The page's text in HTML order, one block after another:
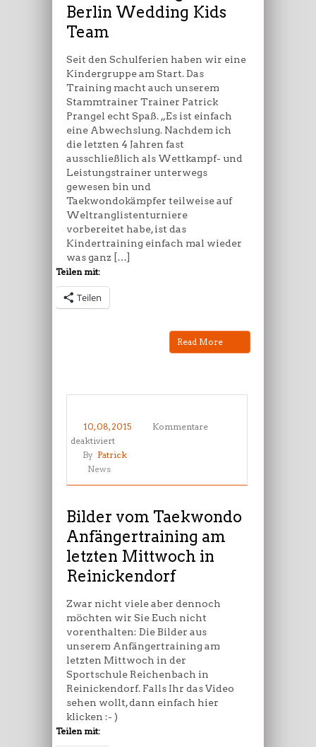
Berlin Wedding Kids
Team
Seit den Schulferien haben wir eine
Kindergruppe am Start. Das
Training macht auch unserem
Stammtrainer Trainer Patrick
Prangel echt Spaß. „Es ist einfach
eine Abwechslung. Nachdem ich
die letzten 4 Jahren fast
ausschließlich als Wettkampf- und
Leistungstrainer unterwegs
gewesen bin und
Taekwondokämpfer teilweise auf
Weltranglistenturniere
vorbereitet habe, ist das
Kindertraining einfach mal wieder
was ganz […]
Teilen mit:
Teilen
Read More
10, 08, 2015
Kommentare
deaktiviertfür
Bilder
letzten
Mittwoch
in
By Patrick
News
Bilder vom Taekwondo
Anfängertraining am
letzten Mittwoch in
Reinickendorf
Zwar nicht viele aber dennoch
möchten wir Sie Euch nicht
vorenthalten: Die Bilder aus
unserem Anfängertraining am
letzten Mittwoch in der
Sportschule Reichenbach in
Reinickendorf. Falls Ihr das Video
sehen wollt, dann einfach hier
klicken :- )
Teilen mit: